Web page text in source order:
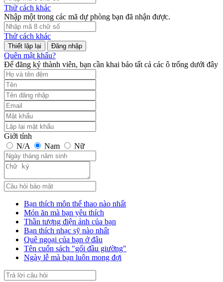
Thử cách khác
Nhập một trong các mã dự phòng bạn đã nhận được.
Thử cách khác
Đăng nhập
Quên mật khẩu?
Để đăng ký thành viên, bạn cần khai báo tất cả các ô trống dưới đây
Giới tính
N/A
Nam Nữ
Bạn thích môn thể thao nào nhất
Món ăn mà bạn yêu thích
Thần tượng điện ảnh của bạn
Bạn thích nhạc sỹ nào nhất
Quê ngoại của bạn ở đâu
Tên cuốn sách "gối đầu giường"
Ngày lễ mà bạn luôn mong đợi